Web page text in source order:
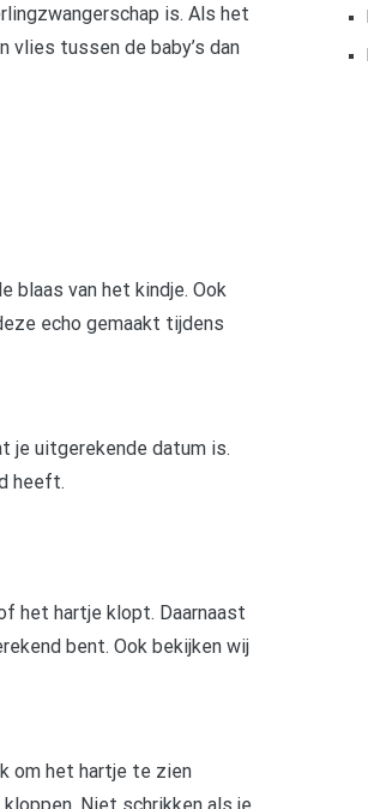
is. Als het
vlies tussen de baby’s dan
blaas van het kindje. Ook
echo gemaakt tijdens
je uitgerekende datum is.
heeft.
het hartje klopt. Daarnaast
bent. Ook bekijken wij
om het hartje te zien